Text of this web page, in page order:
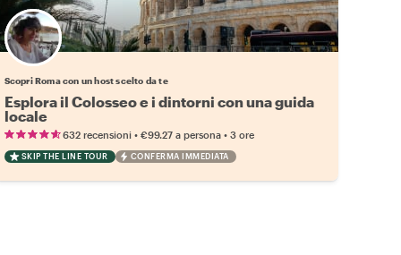
Scegli il tuo local preferito
Scopri Roma con un host scelto da te
Esplora il Colosseo e i dintorni con una guida
locale
632 recensioni• €99.27 a persona• 3 ore
SKIP THE LINE TOUR CONFERMA IMMEDIATA